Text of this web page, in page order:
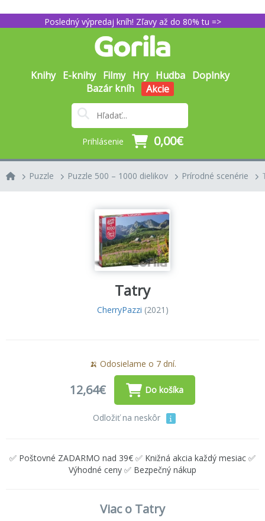
Posledný výpredaj kníh! Zľavy až do 80% tu =>
Knihy E-knihy Filmy Hry Hudba Doplnky
Bazár kníh
Akcie
Prihlásenie 0,00€
Puzzle Puzzle 500 – 1000 dielikov Prírodné scenérie
Tatry
CherryPazzi (2021)
🍌 Odosielame o 7 dní.
12,64€ Do košíka
Odložiť na neskôr
✅ Poštovné ZADARMO nad 39€ ✅ Knižná akcia každý mesiac ✅
Výhodné ceny ✅ Bezpečný nákup
Viac o Tatry